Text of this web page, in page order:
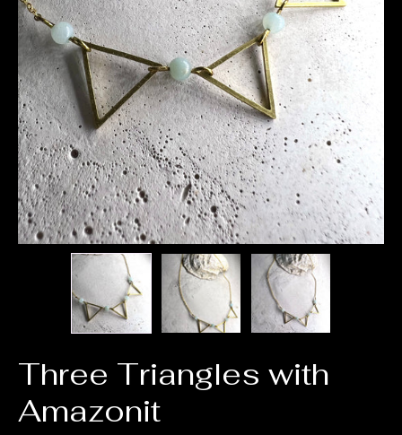
Three Triangles with
Amazonit